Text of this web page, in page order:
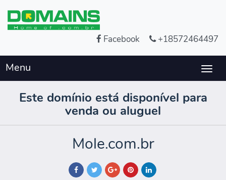
Facebook +18572464497
Menu
Este domínio está disponível para
venda ou aluguel
Mole.com.br